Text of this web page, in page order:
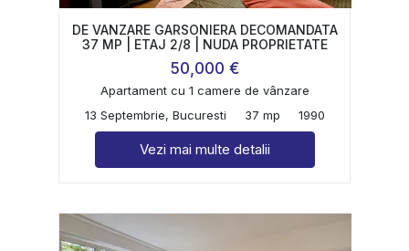
DE VANZARE GARSONIERA DECOMANDATA
37 MP | ETAJ 2/8 | NUDA PROPRIETATE
50,000 €
Apartament cu 1 camere de vânzare
13 Septembrie, Bucuresti
37 mp 1990
Vezi mai multe detalii